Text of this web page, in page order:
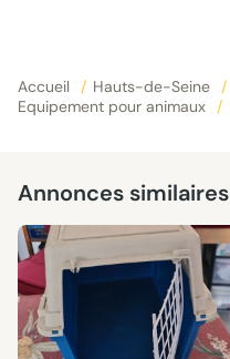
Accueil / Hauts-de-Seine /
Equipement pour animaux
/
Annonces similaires